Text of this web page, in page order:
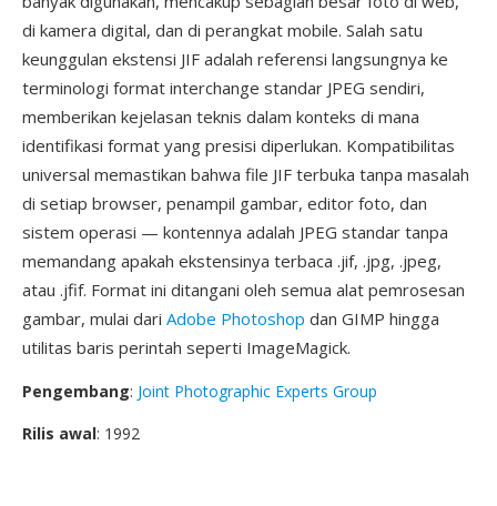
di kamera digital, dan di perangkat mobile. Salah satu
keunggulan ekstensi JIF adalah referensi langsungnya ke
terminologi format interchange standar JPEG sendiri,
memberikan kejelasan teknis dalam konteks di mana
identifikasi format yang presisi diperlukan. Kompatibilitas
universal memastikan bahwa file JIF terbuka tanpa masalah
di setiap browser, penampil gambar, editor foto, dan
sistem operasi — kontennya adalah JPEG standar tanpa
memandang apakah ekstensinya terbaca .jif, .jpg, .jpeg,
atau .jfif. Format ini ditangani oleh semua alat pemrosesan
gambar, mulai dari Adobe Photoshop dan GIMP hingga
utilitas baris perintah seperti ImageMagick.
Pengembang: Joint Photographic Experts Group
Rilis awal: 1992